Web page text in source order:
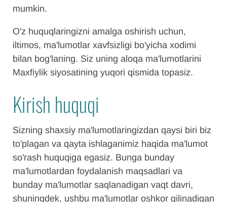
mumkin.
O'z huquqlaringizni amalga oshirish uchun,
iltimos, ma'lumotlar xavfsizligi bo'yicha xodimi
bilan bog'laning. Siz uning aloqa ma'lumotlarini
Maxfiylik siyosatining yuqori qismida topasiz.
Kirish huquqi
Sizning shaxsiy ma'lumotlaringizdan qaysi biri biz
to'plagan va qayta ishlaganimiz haqida ma'lumot
so'rash huquqiga egasiz. Bunga bunday
ma'lumotlardan foydalanish maqsadlari va
bunday ma'lumotlar saqlanadigan vaqt davri,
shuningdek, ushbu ma'lumotlar oshkor qilinadigan